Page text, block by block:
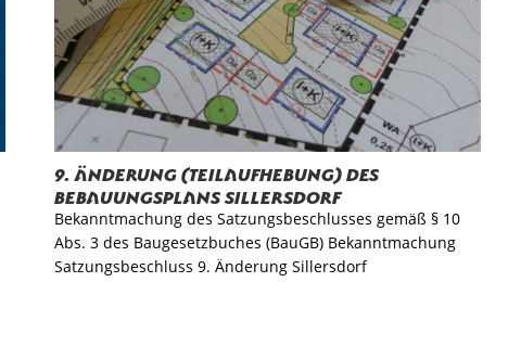
9. Änderung (Teilaufhebung) des
Bebauungsplans Sillersdorf
Bekanntmachung des Satzungsbeschlusses gemäß § 10
Abs. 3 des Baugesetzbuches (BauGB) Bekanntmachung
Satzungsbeschluss 9. Änderung Sillersdorf